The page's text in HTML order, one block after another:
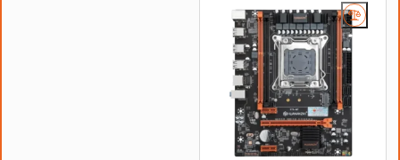
системах можно использовать
Вопрос: Можно ли использовать
этот процессор для игр?